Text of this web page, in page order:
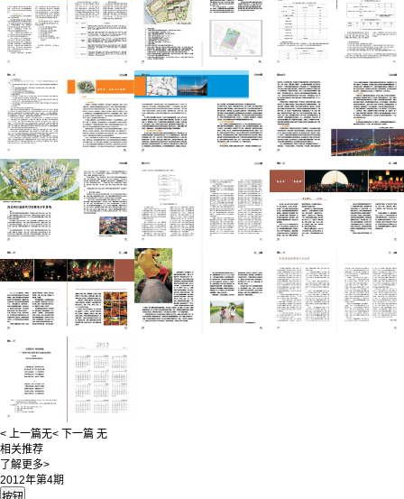
< 上一篇无< 下一篇 无
相关推荐
了解更多>
2012年第4期